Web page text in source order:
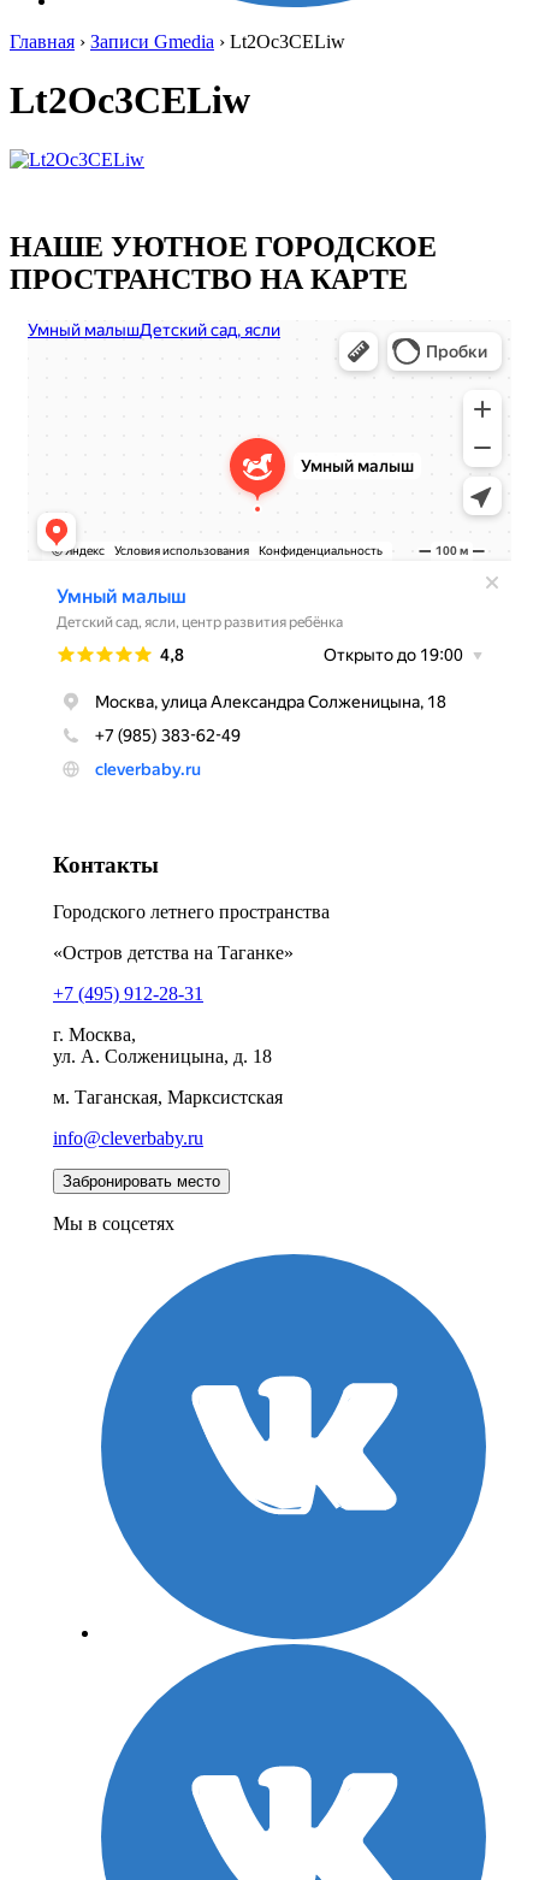
Главная › Записи Gmedia › Lt2Oc3CELiw
Lt2Oc3CELiw
НАШЕ УЮТНОЕ ГОРОДСКОЕ
ПРОСТРАНСТВО НА КАРТЕ
Контакты
Городского летнего пространства
«Остров детства на Таганке»
+7 (495) 912-28-31
г. Москва,
ул. А. Солженицына, д. 18
м. Таганская, Марксистская
info@cleverbaby.ru
Мы в соцсетях